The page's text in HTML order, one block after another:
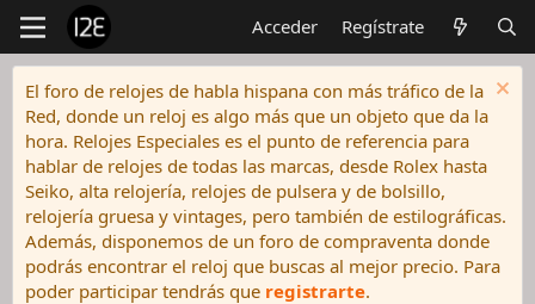
Acceder Regístrate
El foro de relojes de habla hispana con más tráfico de la
Red, donde un reloj es algo más que un objeto que da la
hora. Relojes Especiales es el punto de referencia para
hablar de relojes de todas las marcas, desde Rolex hasta
Seiko, alta relojería, relojes de pulsera y de bolsillo,
relojería gruesa y vintages, pero también de estilográficas.
Además, disponemos de un foro de compraventa donde
podrás encontrar el reloj que buscas al mejor precio. Para
poder participar tendrás que registrarte.